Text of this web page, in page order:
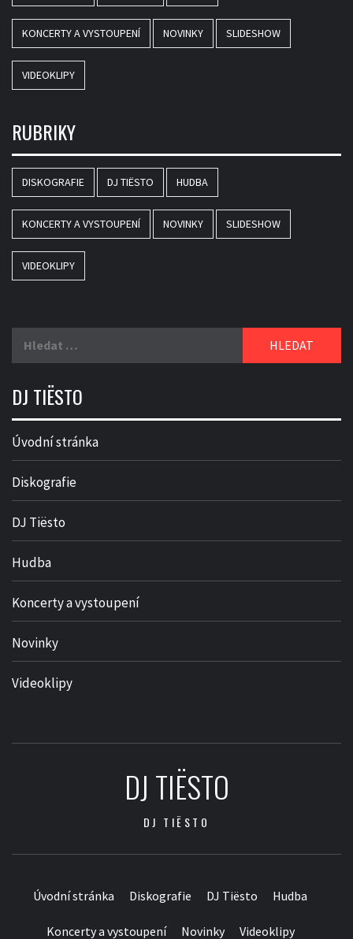
KONCERTY A VYSTOUPENÍ NOVINKY SLIDESHOW
VIDEOKLIPY
RUBRIKY
DISKOGRAFIE DJ TIËSTO HUDBA
KONCERTY A VYSTOUPENÍ NOVINKY SLIDESHOW
VIDEOKLIPY
DJ TIËSTO
Úvodní stránka
Diskografie
DJ Tiësto
Hudba
Koncerty a vystoupení
Novinky
Videoklipy
DJ TIËSTO
DJ TIËSTO
Úvodní stránka Diskografie DJ Tiësto Hudba
Koncerty a vystoupení Novinky Videoklipy